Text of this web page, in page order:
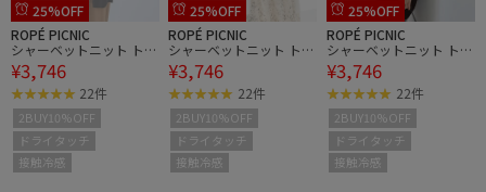
25%OFF
ROPÉ PICNIC
シャーベットニット トッ
パーカーディガン/UVケ
ア・接触冷感
¥3,746
22件
2BUY10%OFF
ドライタッチ
接触冷感
25%OFF
ROPÉ PICNIC
シャーベットニット トッ
パーカーディガン/UVケ
ア・接触冷感
¥3,746
22件
2BUY10%OFF
ドライタッチ
接触冷感
25%OFF
ROPÉ PICNIC
シャーベットニット トッ
パーカーディガン/UVケ
ア・接触冷感
¥3,746
22件
2BUY10%OFF
ドライタッチ
接触冷感